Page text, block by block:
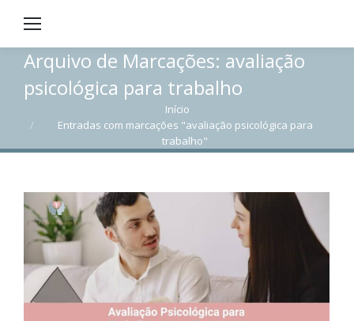
Arquivo de Marcações: avaliação
psicológica para trabalho
Início
Entradas com marcações "avaliação psicológica para
trabalho"